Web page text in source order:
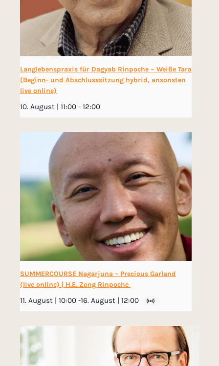
Langlebenspraxis für Dagyab Rinpoche − Weiße Tara
(Beginn- und Abschlusssitzung hybrid, ansonsten
live online)
10. August | 11:00 - 12:00
SUMMERCOURSE Nagarjuna – Precious Garland
(live online) | H.E. Zong Rinpoche
11. August | 10:00 -16. August | 12:00